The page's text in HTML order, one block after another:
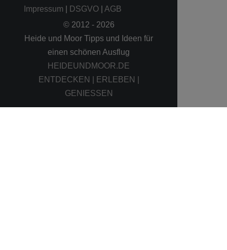
Impressum DSGVO
AGB
© 2012 - 2026
Heide und Moor Tipps und Ideen für
einen schönen Ausflug
HEIDEUNDMOOR.DE
ENTDECKEN | ERLEBEN |
GENIESSEN